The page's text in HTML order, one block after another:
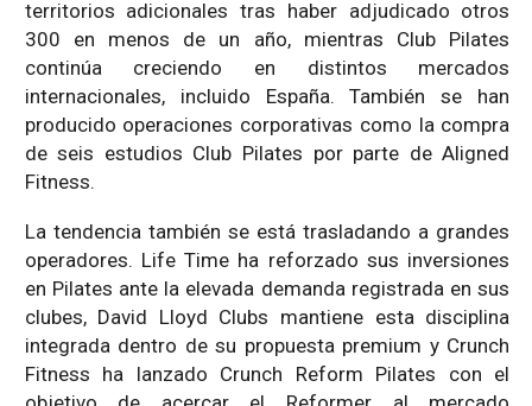
territorios adicionales tras haber adjudicado otros
300 en menos de un año, mientras Club Pilates
continúa creciendo en distintos mercados
internacionales, incluido España. También se han
producido operaciones corporativas como la compra
de seis estudios Club Pilates por parte de Aligned
Fitness.
La tendencia también se está trasladando a grandes
operadores. Life Time ha reforzado sus inversiones
en Pilates ante la elevada demanda registrada en sus
clubes, David Lloyd Clubs mantiene esta disciplina
integrada dentro de su propuesta premium y Crunch
Fitness ha lanzado Crunch Reform Pilates con el